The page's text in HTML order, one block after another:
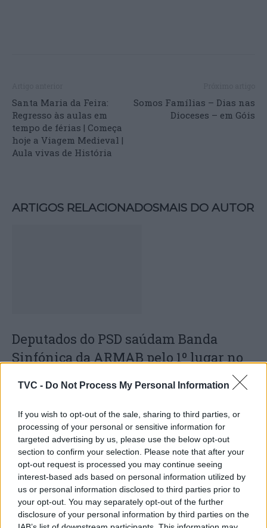
TVC - Do Not Process My Personal Information
If you wish to opt-out of the sale, sharing to third parties, or
processing of your personal or sensitive information for
targeted advertising by us, please use the below opt-out
section to confirm your selection. Please note that after your
opt-out request is processed you may continue seeing
interest-based ads based on personal information utilized by
us or personal information disclosed to third parties prior to
your opt-out. You may separately opt-out of the further
disclosure of your personal information by third parties on the
Santa Maria da Feira:
Regresso às aulas em
tempo de férias | Começa
hoje a Viagem Medieval |
Aula vivas de História
Somos Famílias – Dias nas
Dioceses – em Góis
ARTIGOS RELACIONADOSMAIS DO AUTOR
Deputados do PSD saúdam Banda
Sinfónica da ARMAB pelo 1º lugar no
Capacita Jovem de Poiares aproxima